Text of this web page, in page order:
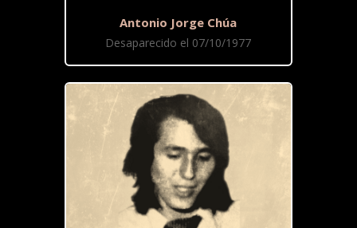
Antonio Jorge Chúa
Desaparecido el 07/10/1977